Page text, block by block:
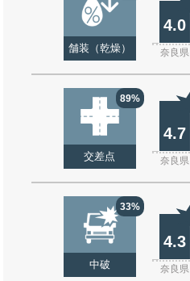
舗装（乾燥）
4.0
奈良県
89%
交差点
4.7
奈良県
33%
中破
4.3
奈良県